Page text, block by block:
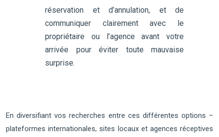
réservation et d’annulation, et de
communiquer clairement avec le
propriétaire ou l’agence avant votre
arrivée pour éviter toute mauvaise
surprise.
En diversifiant vos recherches entre ces différentes options –
plateformes internationales, sites locaux et agences réceptives